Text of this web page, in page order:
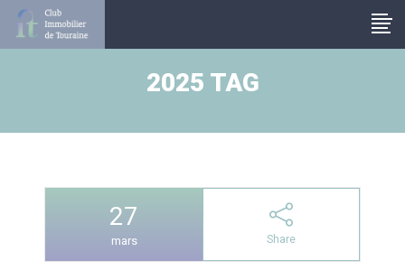
2025 TAG
27
mars Share
Panneau de gestion des cookies